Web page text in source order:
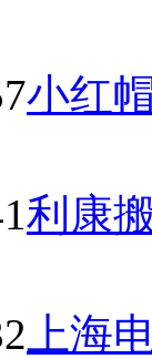
小红
利康
上海